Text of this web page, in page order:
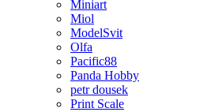
Miniart
Miol
ModelSvit
Olfa
Pacific88
Panda Hobby
petr dousek
Print Scale